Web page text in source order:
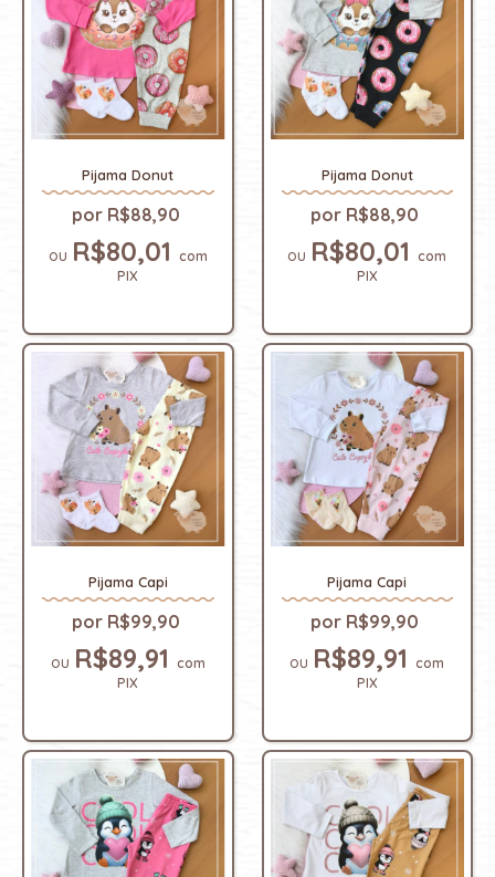
Pijama Donut
R$88,90
R$80,01 com
PIX
Pijama Donut
R$88,90
R$80,01com
PIX
Pijama Capi
R$99,90
R$89,91 com
PIX
Pijama Capi
R$99,90
R$89,91com
PIX